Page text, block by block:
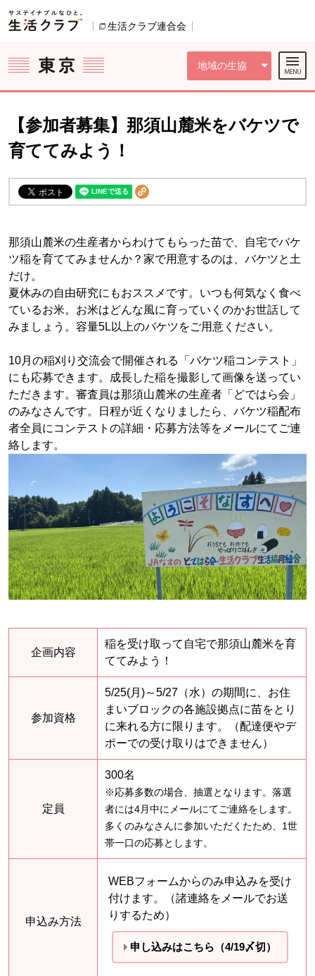
ページの先頭です。
生活クラブ連合会
地域の生協
ここからサイト内共通メニューです。
サイト内共通メニューをスキップする
サイト内共通メニューここまで。
【参加者募集】那須山麓米をバケツで
育ててみよう！
那須山麓米の生産者からわけてもらった苗で、自宅でバケ
ツ稲を育ててみませんか？家で用意するのは、バケツと土
だけ。
夏休みの自由研究にもおススメです。いつも何気なく食べ
ているお米。お米はどんな風に育っていくのかお世話して
みましょう。容量5L以上のバケツをご用意ください。
10月の稲刈り交流会で開催される「バケツ稲コンテスト」
にも応募できます。成長した稲を撮影して画像を送ってい
ただきます。審査員は那須山麓米の生産者「どではら会」
のみなさんです。日程が近くなりましたら、バケツ稲配布
者全員にコンテストの詳細・応募方法等をメールにてご連
絡します。
企画内容
稲を受け取って自宅で那須山麓米を育
ててみよう！
参加資格
5/25(月)～5/27（水）の期間に、お住
まいブロックの各施設拠点に苗をとり
に来れる方に限ります。（配達便やデ
ポーでの受け取りはできません）
定員
300名
※応募多数の場合、抽選となります。落選
者には4月中にメールにてご連絡をします。
多くのみなさんに参加いただくたため、1世
帯一口の応募とします。
申込み方法
WEBフォームからのみ申込みを受け
付けます。（諸連絡をメールでお送
りするため）
申し込みはこちら（4/19〆切）